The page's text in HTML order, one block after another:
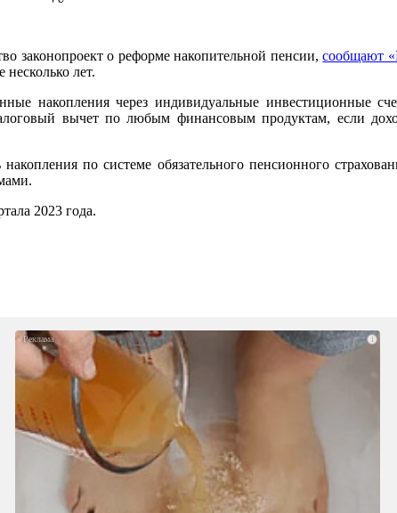
законопроект о реформе накопительной пенсии,сообщают
лет.
накопления через индивидуальные инвестиционные
вычет по любым финансовым продуктам, если
по системе обязательного пенсионного
2023 года.
i